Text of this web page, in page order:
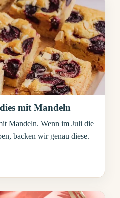
mit Mandeln
Mandeln. Wenn im Juli die
backen wir genau diese.